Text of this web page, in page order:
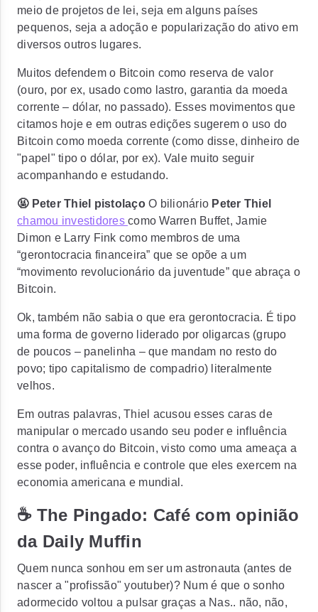
meio de projetos de lei, seja em alguns países
pequenos, seja a adoção e popularização do ativo em
diversos outros lugares.
Muitos defendem o Bitcoin como reserva de valor
(ouro, por ex, usado como lastro, garantia da moeda
corrente – dólar, no passado). Esses movimentos que
citamos hoje e em outras edições sugerem o uso do
Bitcoin como moeda corrente (como disse, dinheiro de
"papel" tipo o dólar, por ex). Vale muito seguir
acompanhando e estudando.
🤬 Peter Thiel pistolaçoO bilionário Peter Thiel
chamou investidores comoWarren Buffet, Jamie
Dimon e Larry Fink como membros de uma
“gerontocracia financeira” que se opõe a um
“movimento revolucionário da juventude” que abraça o
Bitcoin.
Ok, também não sabia o que era gerontocracia. É tipo
uma forma de governo liderado por oligarcas (grupo
de poucos – panelinha – que mandam no resto do
povo; tipo capitalismo de compadrio) literalmente
velhos.
Em outras palavras, Thiel acusou esses caras de
manipular o mercado usando seu poder e influência
contra o avanço do Bitcoin, visto como uma ameaça a
esse poder, influência e controle que eles exercem na
economia americana e mundial.
☕️ The Pingado: Café com opinião
da Daily Muffin
Quem nunca sonhou em ser um astronauta (antes de
nascer a "profissão" youtuber)? Num é que o sonho
adormecido voltou a pulsar graças a Nas.. não, não,